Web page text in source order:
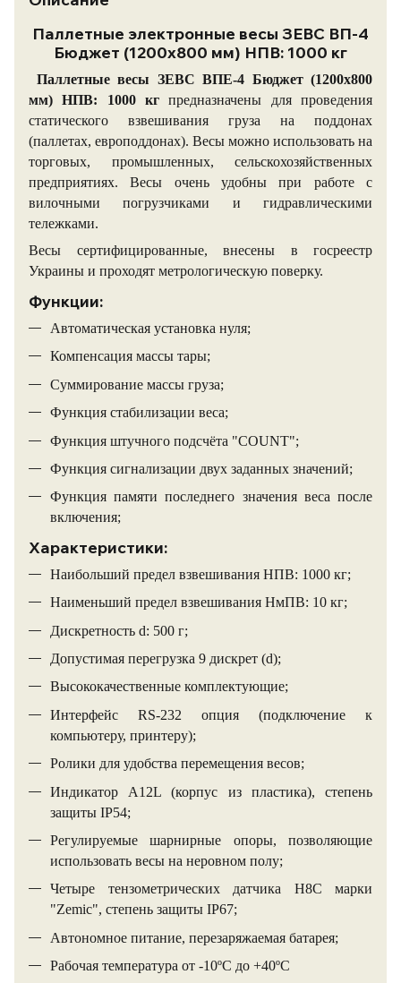
Паллетные электронные весы ЗЕВС ВП-4
Бюджет (1200х800 мм) НПВ: 1000 кг
Паллетные весы ЗЕВС ВПЕ-4 Бюджет (1200х800
мм) НПВ: 1000 кгпредназначены для проведения
статического взвешивания груза на поддонах
(паллетах, европоддонах). Весы можно использовать на
торговых, промышленных, сельскохозяйственных
предприятиях. Весы очень удобны при работе с
вилочными погрузчиками и гидравлическими
тележками.
Весы сертифицированные, внесены в госреестр
Украины и проходят метрологическую поверку.
Функции:
Автоматическая установка нуля;
Компенсация массы тары;
Суммирование массы груза;
Функция стабилизации веса;
Функция штучного подсчёта "COUNT";
Функция сигнализации двух заданных значений;
Функция памяти последнего значения веса после
включения;
Характеристики:
Наибольший предел взвешивания НПВ: 1000 кг;
Наименьший предел взвешивания НмПВ: 10 кг;
Дискретность d: 500 г;
Допустимая перегрузка 9 дискрет (d);
Высококачественные комплектующие;
Интерфейс RS-232 опция (подключение к
компьютеру, принтеру);
Ролики для удобства перемещения весов;
Индикатор A12L (корпус из пластика), степень
защиты IP54;
Регулируемые шарнирные опоры, позволяющие
использовать весы на неровном полу;
Четыре тензометрических датчика Н8С марки
"Zemic", степень защиты IP67;
Автономное питание, перезаряжаемая батарея;
Рабочая температура от -10ºС до +40ºС